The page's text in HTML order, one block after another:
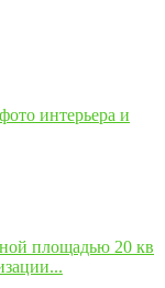
интерьера и
площадью 20 кв